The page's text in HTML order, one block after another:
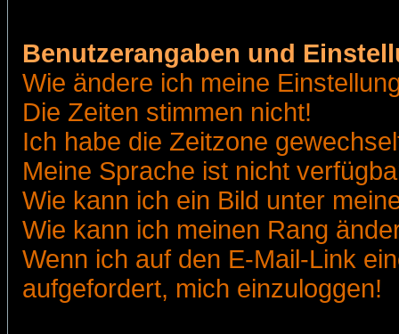
Benutzerangaben und
Wie ändere ich meine
Die Zeiten stimmen nicht!
Ich habe die Zeitzone
Meine Sprache ist nicht
Wie kann ich ein Bild unter
Wie kann ich meinen Rang
Wenn ich auf den E-Mail-Link
aufgefordert, mich einzuloggen!